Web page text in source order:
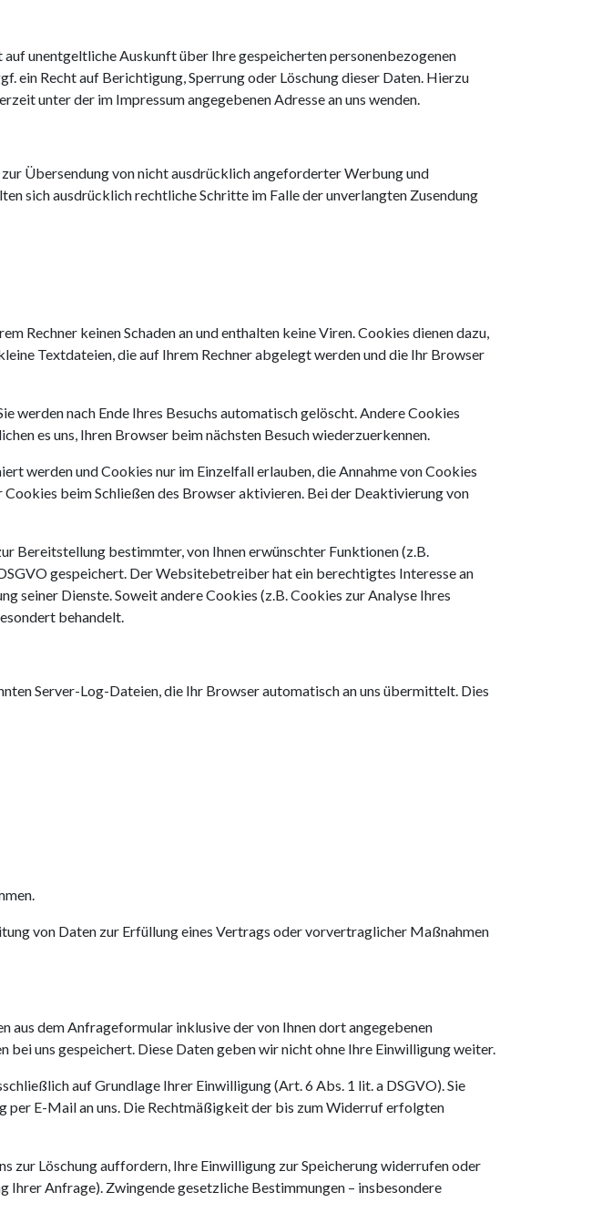
unentgeltliche Auskunft über Ihre gespeicherten personenbezogenen
ein Recht auf Berichtigung, Sperrung oder Löschung dieser Daten. Hierzu
unter der im Impressum angegebenen Adresse an uns wenden.
Übersendung von nicht ausdrücklich angeforderter Werbung und
sich ausdrücklich rechtliche Schritte im Falle der unverlangten Zusendung
Rechner keinen Schaden an und enthalten keine Viren. Cookies dienen dazu,
Textdateien, die auf Ihrem Rechner abgelegt werden und die Ihr Browser
werden nach Ende Ihres Besuchs automatisch gelöscht. Andere Cookies
es uns, Ihren Browser beim nächsten Besuch wiederzuerkennen.
werden und Cookies nur im Einzelfall erlauben, die Annahme von Cookies
beim Schließen des Browser aktivieren. Bei der Deaktivierung von
Bereitstellung bestimmter, von Ihnen erwünschter Funktionen (z.B.
gespeichert. Der Websitebetreiber hat ein berechtigtes Interesse an
seiner Dienste. Soweit andere Cookies (z.B. Cookies zur Analyse Ihres
behandelt.
Server-Log-Dateien, die Ihr Browser automatisch an uns übermittelt. Dies
von Daten zur Erfüllung eines Vertrags oder vorvertraglicher Maßnahmen
aus dem Anfrageformular inklusive der von Ihnen dort angegebenen
uns gespeichert. Diese Daten geben wir nicht ohne Ihre Einwilligung weiter.
auf Grundlage Ihrer Einwilligung (Art. 6 Abs. 1 lit. a DSGVO). Sie
E-Mail an uns. Die Rechtmäßigkeit der bis zum Widerruf erfolgten
zur Löschung auffordern, Ihre Einwilligung zur Speicherung widerrufen oder
Anfrage). Zwingende gesetzliche Bestimmungen – insbesondere